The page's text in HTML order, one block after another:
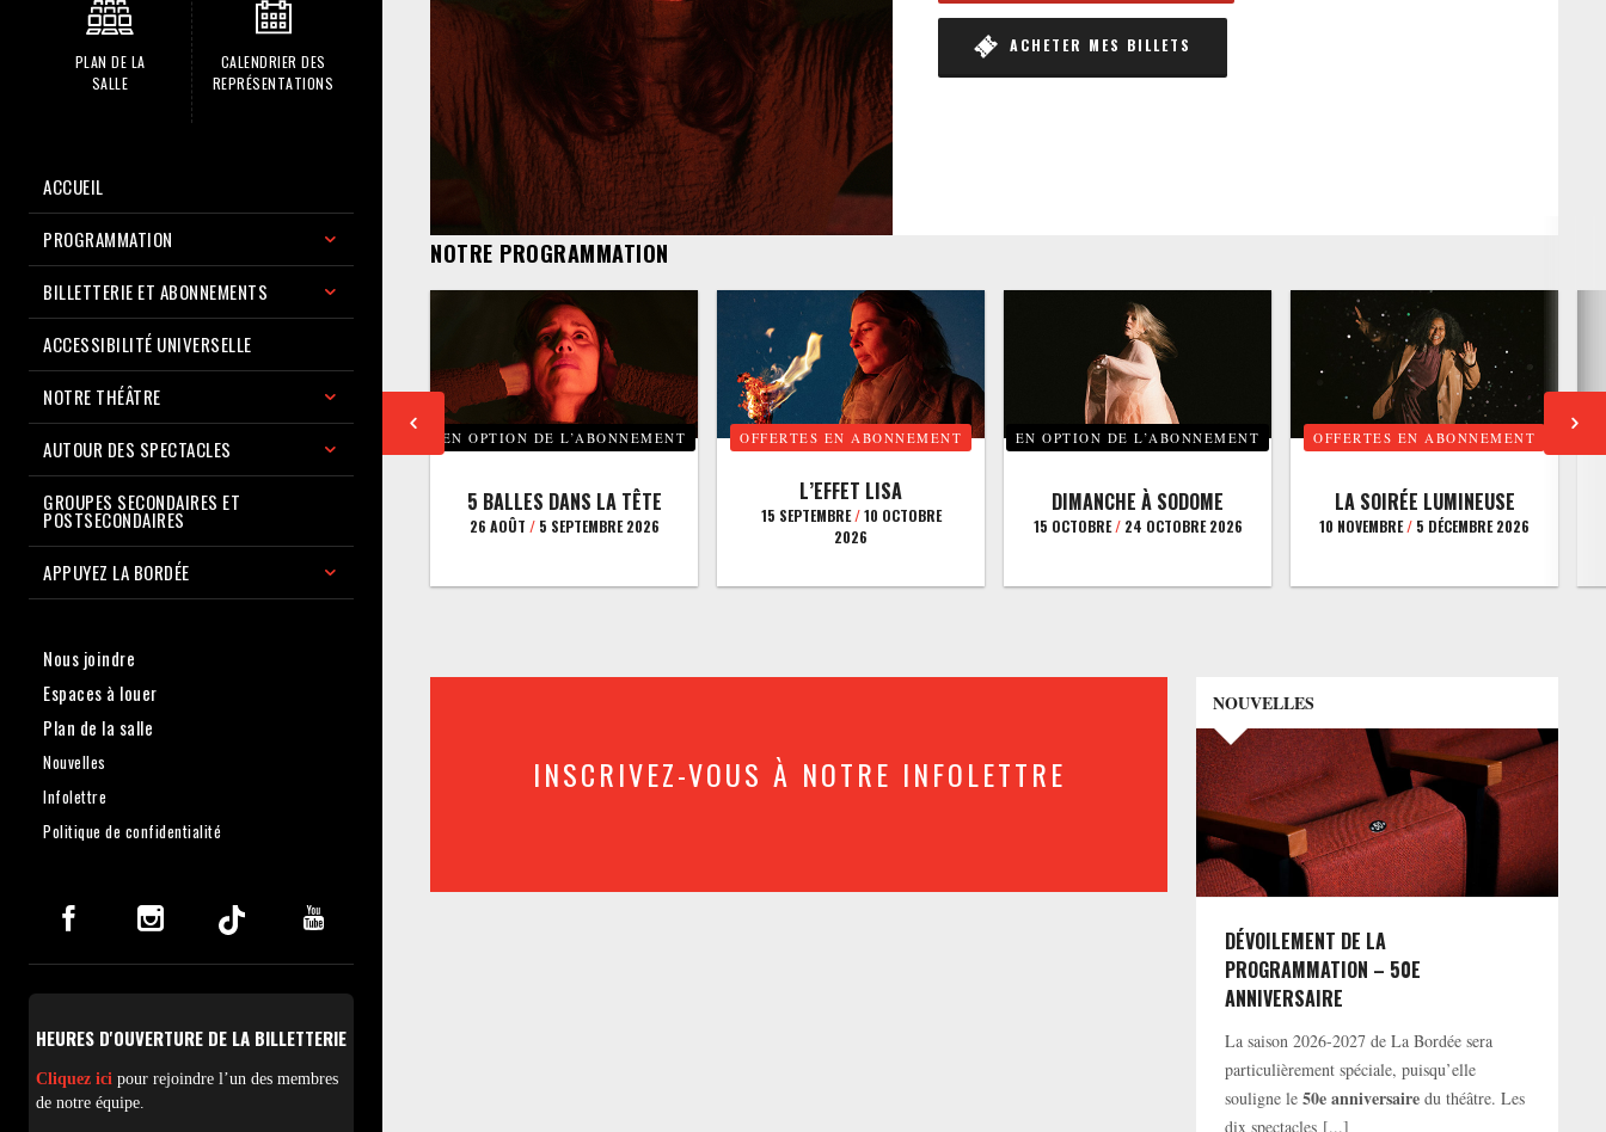
PLAN DE LA
SALLE
CALENDRIER DES
REPRÉSENTATIONS
ACCUEIL
PROGRAMMATION
BILLETTERIE ET ABONNEMENTS
ACCESSIBILITÉ UNIVERSELLE
NOTRE THÉÂTRE
AUTOUR DES SPECTACLES
GROUPES SECONDAIRES ET
POSTSECONDAIRES
APPUYEZ LA BORDÉE
Nous joindre
Espaces à louer
Plan de la salle
Nouvelles
Infolettre
Politique de confidentialité
HEURES D'OUVERTURE DE LA BILLETTERIE
Cliquez ici pour rejoindre l’un des membres
de notre équipe.
ACHETER MES BILLETS
NOTRE PROGRAMMATION
EN OPTION DE L’ABONNEMENT
5 BALLES DANS LA TÊTE
26 AOÛT /5 SEPTEMBRE 2026
OFFERTES EN ABONNEMENT
L’EFFET LISA
15 SEPTEMBRE/10 OCTOBRE
2026
EN OPTION DE L’ABONNEMENT
DIMANCHE À SODOME
15 OCTOBRE/24 OCTOBRE 2026
OFFERTES EN ABONNEMENT
LA SOIRÉE LUMINEUSE
10 NOVEMBRE/ 5 DÉCEMBRE 2026
INSCRIVEZ-VOUS À NOTRE INFOLETTRE
NOUVELLES
DÉVOILEMENT DE LA
PROGRAMMATION – 50E
ANNIVERSAIRE
La saison 2026-2027 de La Bordée sera
particulièrement spéciale, puisqu’elle
souligne le50e anniversaire du théâtre. Les
dix spectacles [...]